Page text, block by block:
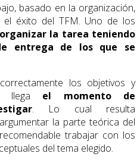
basado en la organización,
el éxito del TFM. Uno de los
organizar la tarea teniendo
entrega de los que se
los objetivos y
llega el momento de
. Lo cual resulta
la parte teórica del
trabajar con los
del tema elegido.